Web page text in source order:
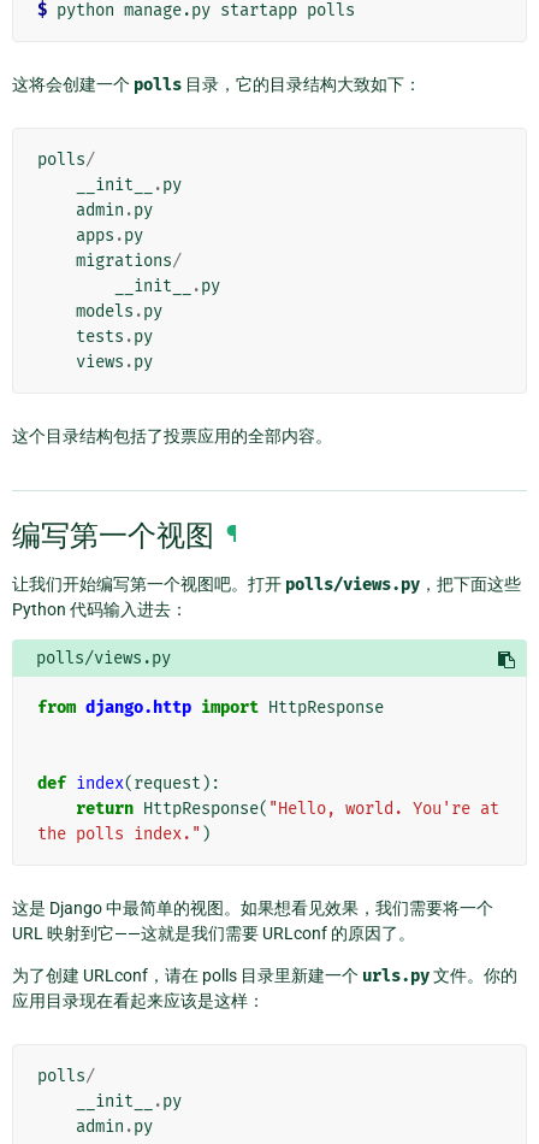
$
这将会创建一个 polls 目录，它的目录结构大致如下：
polls/
__init__
.py
admin .py
apps .py
migrations/
__init__
.py
models .py
tests .py
views .py
这个目录结构包括了投票应用的全部内容。
编写第一个视图 ¶
让我们开始编写第一个视图吧。打开 polls/views.py ，把下面这些
Python 代码输入进去：
polls/views.py
from django.http import HttpResponse
def index(request ):
return HttpResponse( "Hello, world. You're at
the polls index." )
这是 Django 中最简单的视图。如果想看见效果，我们需要将一个
URL 映射到它——这就是我们需要 URLconf 的原因了。
为了创建 URLconf，请在 polls 目录里新建一个 urls.py文件。你的
应用目录现在看起来应该是这样：
polls/
__init__
.py
admin .py